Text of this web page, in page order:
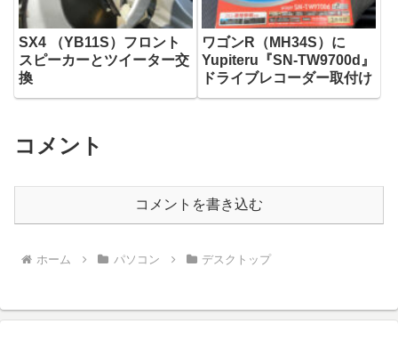
SX4 （YB11S）フロント
スピーカーとツイーター交
換
ワゴンR（MH34S）に
Yupiteru『SN-TW9700d』
ドライブレコーダー取付け
コメント
コメントを書き込む
ホーム パソコン デスクトップ